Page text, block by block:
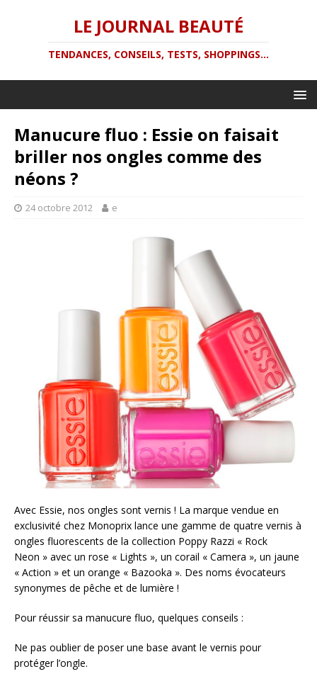
LE JOURNAL BEAUTÉ
TENDANCES, CONSEILS, TESTS, SHOPPINGS...
Manucure fluo : Essie on faisait
briller nos ongles comme des
néons ?
24 octobre 2012 e
Avec Essie, nos ongles sont vernis ! La marque vendue en
exclusivité chez Monoprix lance une gamme de quatre vernis à
ongles fluorescents de la collection Poppy Razzi « Rock
Neon » avec un rose « Lights », un corail « Camera », un jaune
« Action » et un orange « Bazooka ». Des noms évocateurs
synonymes de pêche et de lumière !
Pour réussir sa manucure fluo, quelques conseils :
Ne pas oublier de poser une base avant le vernis pour
protéger l’ongle.